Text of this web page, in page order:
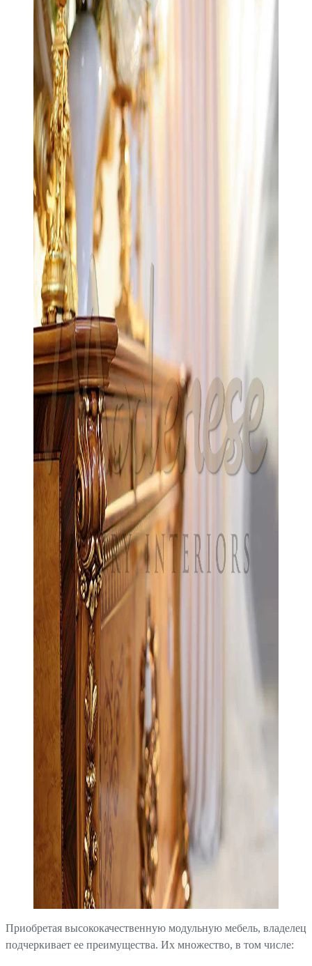
Приобретая высококачественную модульную мебель, владелец
подчеркивает ее преимущества. Их множество, в том числе: